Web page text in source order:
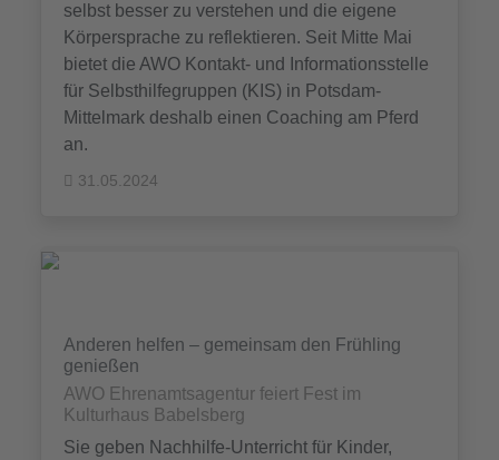
selbst besser zu verstehen und die eigene
Körpersprache zu reflektieren. Seit Mitte Mai
bietet die AWO Kontakt- und Informationsstelle
für Selbsthilfegruppen (KIS) in Potsdam-
Mittelmark deshalb einen Coaching am Pferd
an.
31.05.2024
Anderen helfen – gemeinsam den Frühling
genießen
AWO Ehrenamtsagentur feiert Fest im
Kulturhaus Babelsberg
Sie geben Nachhilfe-Unterricht für Kinder,